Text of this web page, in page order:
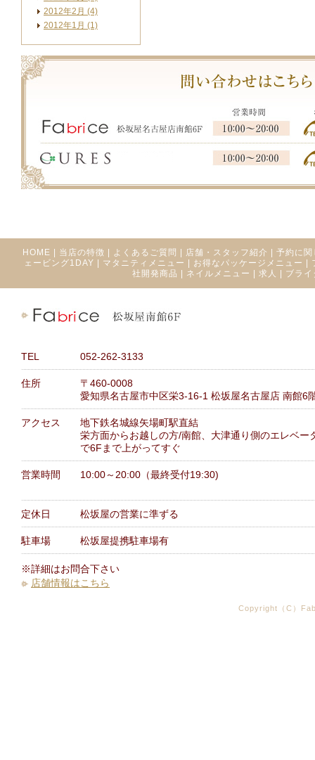
2012年2月 (4)
2012年1月 (1)
HOME 当店の特徴 よくあるご質問 店舗・スタッフ紹介
予約に関
ェービング1DAY
マタニティメニュー お得なパッケージメニュー
社開発商品
ネイルメニュー 求人 ブラ
TEL 052-262-3133
住所
〒460-0008
愛知県名古屋市中区栄3-16-1 松坂屋名古屋店 南館6
アクセス
地下鉄名城線矢場町駅直結
栄方面からお越しの方/南館、大津通り側のエレベー
で6Fまで上がってすぐ
営業時間 10:00～20:00（最終受付19:30)
定休日 松坂屋の営業に準ずる
駐車場 松坂屋提携駐車場有
※詳細はお問合下さい
店舗情報はこちら
Copyright（C）